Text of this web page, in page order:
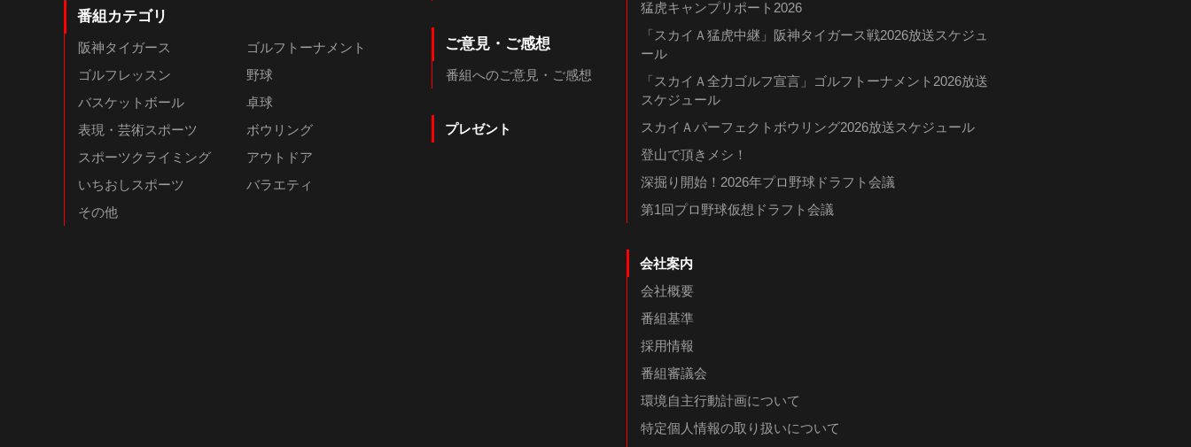
番組カテゴリ
阪神タイガース
ゴルフトーナメント
ゴルフレッスン
野球
バスケットボール
卓球
表現・芸術スポーツ
ボウリング
スポーツクライミング
アウトドア
いちおしスポーツ
バラエティ
その他
ご意見・ご感想
番組へのご意見・ご感想
プレゼント
猛虎キャンプリポート2026
「スカイＡ猛虎中継」阪神タイガース戦2026放送スケジュ
ール
「スカイＡ全力ゴルフ宣言」ゴルフトーナメント2026放送
スケジュール
スカイＡパーフェクトボウリング2026放送スケジュール
登山で頂きメシ！
深掘り開始！2026年プロ野球ドラフト会議
第1回プロ野球仮想ドラフト会議
会社案内
会社概要
番組基準
採用情報
番組審議会
環境自主行動計画について
特定個人情報の取り扱いについて